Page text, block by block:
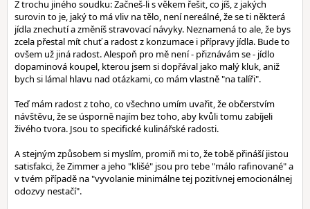
Z trochu jiného soudku: Začneš-li s věkem řešit, co jíš, z jakých
surovin to je, jaký to má vliv na tělo, není nereálné, že se ti některá
jídla znechutí a změníš stravovací návyky. Neznamená to ale, že bys
zcela přestal mít chuť a radost z konzumace i přípravy jídla. Bude to
ovšem už jiná radost. Alespoň pro mě není - přiznávám se - jídlo
dopaminová koupel, kterou jsem si dopřával jako malý kluk, aniž
bych si lámal hlavu nad otázkami, co mám vlastně "na talíři".
Teď mám radost z toho, co všechno umím uvařit, že občerstvím
návštěvu, že se úsporně najím bez toho, aby kvůli tomu zabíjeli
živého tvora. Jsou to specifické kulinářské radosti.
A stejným způsobem si myslím, promiň mi to, že tobě přináší jistou
satisfakci, že Zimmer a jeho "klišé" jsou pro tebe "málo rafinované" a
v tvém případě na "vyvolanie minimálne tej pozitívnej emocionálnej
odozvy nestačí".